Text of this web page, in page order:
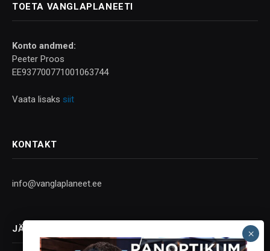
TOETA VANGLAPLANEETI
Konto andmed:
Peeter Proos
EE937700771001063744
Vaata lisaks siit
KONTAKT
info@vanglaplaneet.ee
JÄLGI SOTSIAALMEEDIAS